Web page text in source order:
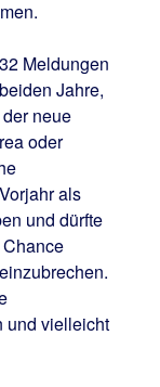
Meldungen
Jahre,
neue
oder
als
und dürfte
und vielleicht